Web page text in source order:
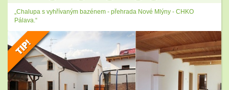
„Chalupa s vyhřívaným bazénem - přehrada Nové Mlýny - CHKO
Pálava.“